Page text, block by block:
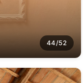
44/52